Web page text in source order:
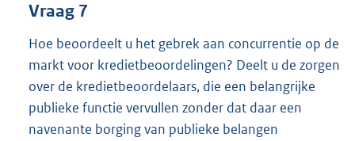
Vraag 7
Hoe beoordeelt u het gebrek aan concurrentie op de
markt voor kredietbeoordelingen? Deelt u de zorgen
over de kredietbeoordelaars, die een belangrijke
publieke functie vervullen zonder dat daar een
navenante borging van publieke belangen